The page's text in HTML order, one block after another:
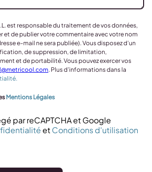
est responsable du traitement de vos données,
et de publier votre commentaire avec votre nom
e-mail ne sera publiée). Vous disposez d’un
de suppression, de limitation,
et de portabilité. Vous pouvez exercer vos
. Plus d’informations dans la
Mentions Légales
par reCAPTCHA et Google
etConditions d'utilisation